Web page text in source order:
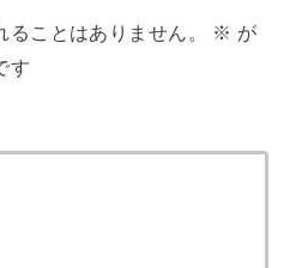
ことはありません。 ※ が
す